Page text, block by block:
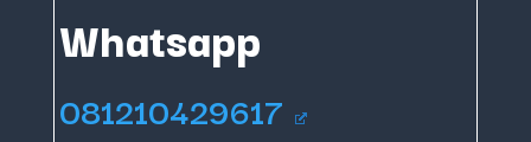
Whatsapp
081210429617